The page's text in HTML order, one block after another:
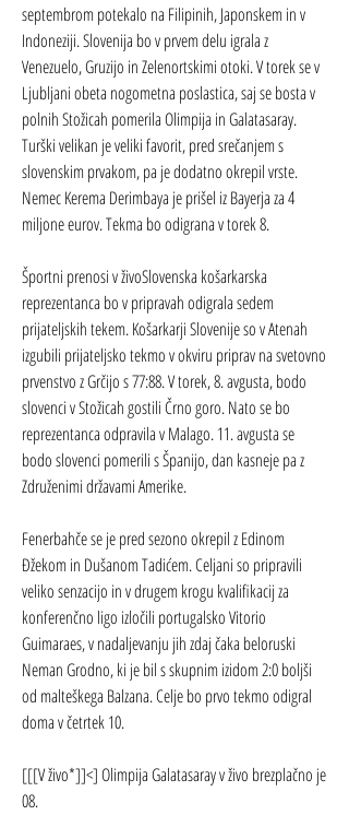
septembrom potekalo na Filipinih, Japonskem in v
Indoneziji. Slovenija bo v prvem delu igrala z
Venezuelo, Gruzijo in Zelenortskimi otoki. V torek se v
Ljubljani obeta nogometna poslastica, saj se bosta v
polnih Stožicah pomerila Olimpija in Galatasaray.
Turški velikan je veliki favorit, pred srečanjem s
slovenskim prvakom, pa je dodatno okrepil vrste.
Nemec Kerema Derimbaya je prišel iz Bayerja za 4
miljone eurov. Tekma bo odigrana v torek 8.
Športni prenosi v živoSlovenska košarkarska
reprezentanca bo v pripravah odigrala sedem
prijateljskih tekem. Košarkarji Slovenije so v Atenah
izgubili prijateljsko tekmo v okviru priprav na svetovno
prvenstvo z Grčijo s 77:88. V torek, 8. avgusta, bodo
slovenci v Stožicah gostili Črno goro. Nato se bo
reprezentanca odpravila v Malago. 11. avgusta se
bodo slovenci pomerili s Španijo, dan kasneje pa z
Združenimi državami Amerike.
Fenerbahče se je pred sezono okrepil z Edinom
Đžekom in Dušanom Tadićem. Celjani so pripravili
veliko senzacijo in v drugem krogu kvalifikacij za
konferenčno ligo izločili portugalsko Vitorio
Guimaraes, v nadaljevanju jih zdaj čaka beloruski
Neman Grodno, ki je bil s skupnim izidom 2:0 boljši
od malteškega Balzana. Celje bo prvo tekmo odigral
doma v četrtek 10.
[[[V živo*]]<] Olimpija Galatasaray v živo brezplačno je
08.